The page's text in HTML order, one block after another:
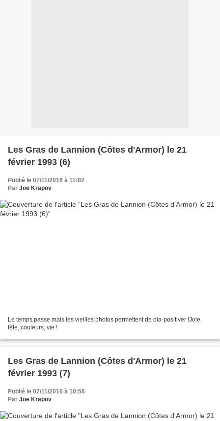
Les Gras de Lannion (Côtes d'Armor) le 21
février 1993 (6)
Publié le 07/11/2016 à 11:02
Par Joe Krapov
Le temps passe mais les vieilles photos permettent de dia-positiver !Joie,
fête, couleurs, vie !
Les Gras de Lannion (Côtes d'Armor) le 21
février 1993 (7)
Publié le 07/11/2016 à 10:56
Par Joe Krapov